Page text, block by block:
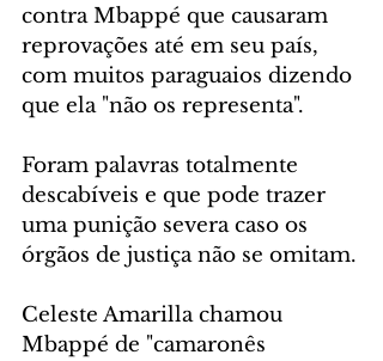
contra Mbappé que causaram
reprovações até em seu país,
com muitos paraguaios dizendo
que ela "não os representa".
Foram palavras totalmente
descabíveis e que pode trazer
uma punição severa caso os
órgãos de justiça não se omitam.
Celeste Amarilla chamou
Mbappé de "camaronês